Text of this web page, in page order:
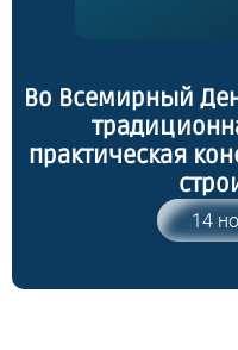
Во Всемирный
практическая
14